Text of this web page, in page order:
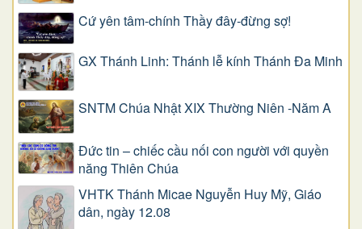
Cứ yên tâm-chính Thầy đây-đừng sợ!
GX Thánh Linh: Thánh lễ kính Thánh Đa Minh
SNTM Chúa Nhật XIX Thường Niên -Năm A
Đức tin – chiếc cầu nối con người với quyền
năng Thiên Chúa
VHTK Thánh Micae Nguyễn Huy Mỹ, Giáo
dân, ngày 12.08